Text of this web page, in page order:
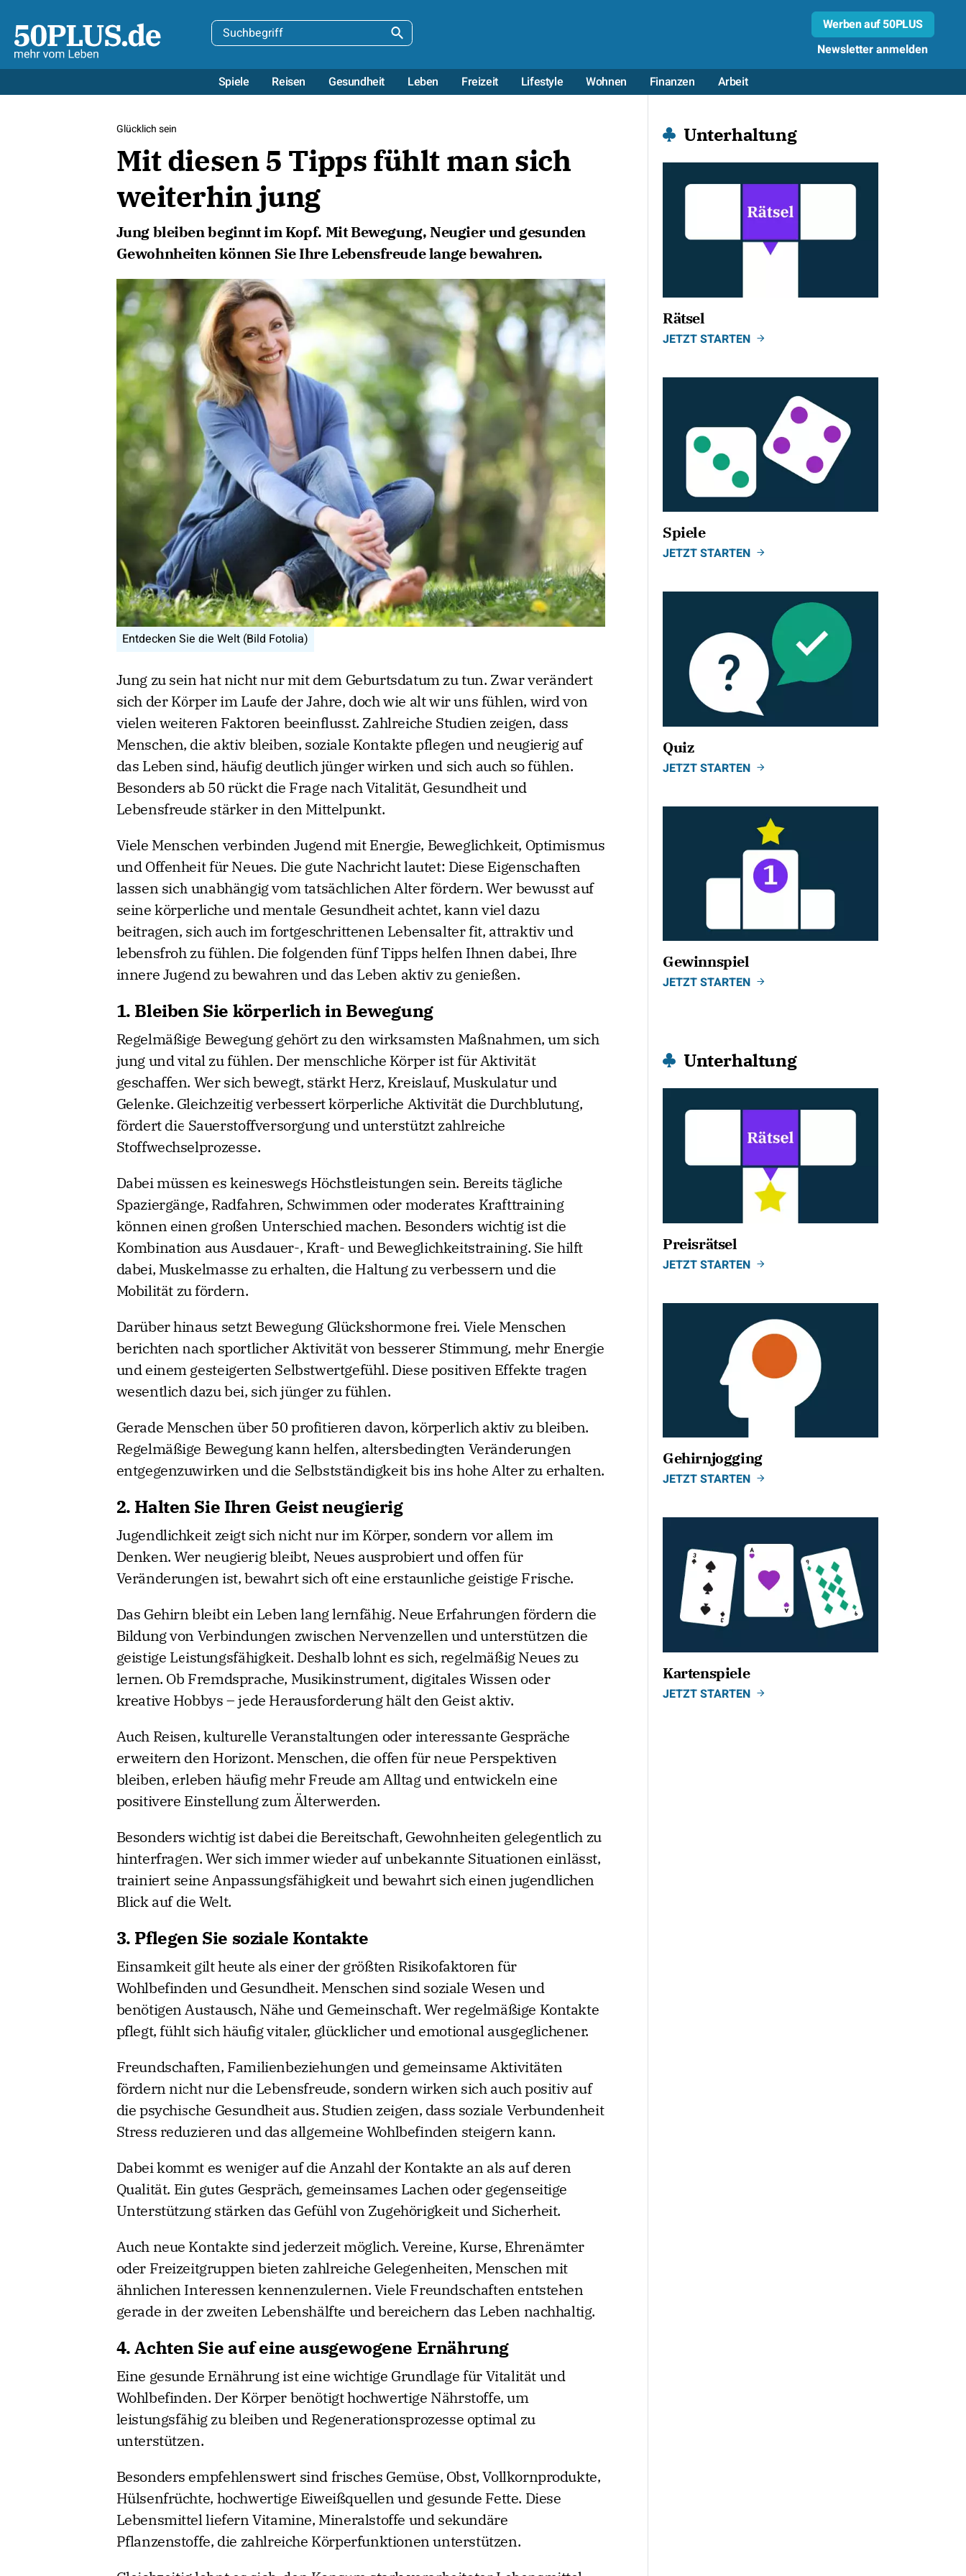
Werben auf 50PLUS
Newsletter anmelden
Spiele
Reisen Gesundheit Leben Freizeit Lifestyle Wohnen Finanzen Arbeit
Glücklich sein
Mit diesen 5 Tipps fühlt man sich
weiterhin jung
Jung bleiben beginnt im Kopf. Mit Bewegung, Neugier und gesunden
Gewohnheiten können Sie Ihre Lebensfreude lange bewahren.
Entdecken Sie die Welt (Bild Fotolia)
Jung zu sein hat nicht nur mit dem Geburtsdatum zu tun. Zwar verändert
sich der Körper im Laufe der Jahre, doch wie alt wir uns fühlen, wird von
vielen weiteren Faktoren beeinflusst. Zahlreiche Studien zeigen, dass
Menschen, die aktiv bleiben, soziale Kontakte pflegen und neugierig auf
das Leben sind, häufig deutlich jünger wirken und sich auch so fühlen.
Besonders ab 50 rückt die Frage nach Vitalität, Gesundheit und
Lebensfreude stärker in den Mittelpunkt.
Viele Menschen verbinden Jugend mit Energie, Beweglichkeit, Optimismus
und Offenheit für Neues. Die gute Nachricht lautet: Diese Eigenschaften
lassen sich unabhängig vom tatsächlichen Alter fördern. Wer bewusst auf
seine körperliche und mentale Gesundheit achtet, kann viel dazu
beitragen, sich auch im fortgeschrittenen Lebensalter fit, attraktiv und
lebensfroh zu fühlen. Die folgenden fünf Tipps helfen Ihnen dabei, Ihre
innere Jugend zu bewahren und das Leben aktiv zu genießen.
1. Bleiben Sie körperlich in Bewegung
Regelmäßige Bewegung gehört zu den wirksamsten Maßnahmen, um sich
jung und vital zu fühlen. Der menschliche Körper ist für Aktivität
geschaffen. Wer sich bewegt, stärkt Herz, Kreislauf, Muskulatur und
Gelenke. Gleichzeitig verbessert körperliche Aktivität die Durchblutung,
fördert die Sauerstoffversorgung und unterstützt zahlreiche
Stoffwechselprozesse.
Dabei müssen es keineswegs Höchstleistungen sein. Bereits tägliche
Spaziergänge, Radfahren, Schwimmen oder moderates Krafttraining
können einen großen Unterschied machen. Besonders wichtig ist die
Kombination aus Ausdauer-, Kraft- und Beweglichkeitstraining. Sie hilft
dabei, Muskelmasse zu erhalten, die Haltung zu verbessern und die
Mobilität zu fördern.
Darüber hinaus setzt Bewegung Glückshormone frei. Viele Menschen
berichten nach sportlicher Aktivität von besserer Stimmung, mehr Energie
und einem gesteigerten Selbstwertgefühl. Diese positiven Effekte tragen
wesentlich dazu bei, sich jünger zu fühlen.
Gerade Menschen über 50 profitieren davon, körperlich aktiv zu bleiben.
Regelmäßige Bewegung kann helfen, altersbedingten Veränderungen
entgegenzuwirken und die Selbstständigkeit bis ins hohe Alter zu erhalten.
2. Halten Sie Ihren Geist neugierig
Jugendlichkeit zeigt sich nicht nur im Körper, sondern vor allem im
Denken. Wer neugierig bleibt, Neues ausprobiert und offen für
Veränderungen ist, bewahrt sich oft eine erstaunliche geistige Frische.
Das Gehirn bleibt ein Leben lang lernfähig. Neue Erfahrungen fördern die
Bildung von Verbindungen zwischen Nervenzellen und unterstützen die
geistige Leistungsfähigkeit. Deshalb lohnt es sich, regelmäßig Neues zu
lernen. Ob Fremdsprache, Musikinstrument, digitales Wissen oder
kreative Hobbys – jede Herausforderung hält den Geist aktiv.
Auch Reisen, kulturelle Veranstaltungen oder interessante Gespräche
erweitern den Horizont. Menschen, die offen für neue Perspektiven
bleiben, erleben häufig mehr Freude am Alltag und entwickeln eine
positivere Einstellung zum Älterwerden.
Besonders wichtig ist dabei die Bereitschaft, Gewohnheiten gelegentlich zu
hinterfragen. Wer sich immer wieder auf unbekannte Situationen einlässt,
trainiert seine Anpassungsfähigkeit und bewahrt sich einen jugendlichen
Blick auf die Welt.
3. Pflegen Sie soziale Kontakte
Einsamkeit gilt heute als einer der größten Risikofaktoren für
Wohlbefinden und Gesundheit. Menschen sind soziale Wesen und
benötigen Austausch, Nähe und Gemeinschaft. Wer regelmäßige Kontakte
pflegt, fühlt sich häufig vitaler, glücklicher und emotional ausgeglichener.
Freundschaften, Familienbeziehungen und gemeinsame Aktivitäten
fördern nicht nur die Lebensfreude, sondern wirken sich auch positiv auf
die psychische Gesundheit aus. Studien zeigen, dass soziale Verbundenheit
Stress reduzieren und das allgemeine Wohlbefinden steigern kann.
Dabei kommt es weniger auf die Anzahl der Kontakte an als auf deren
Qualität. Ein gutes Gespräch, gemeinsames Lachen oder gegenseitige
Unterstützung stärken das Gefühl von Zugehörigkeit und Sicherheit.
Auch neue Kontakte sind jederzeit möglich. Vereine, Kurse, Ehrenämter
oder Freizeitgruppen bieten zahlreiche Gelegenheiten, Menschen mit
ähnlichen Interessen kennenzulernen. Viele Freundschaften entstehen
gerade in der zweiten Lebenshälfte und bereichern das Leben nachhaltig.
4. Achten Sie auf eine ausgewogene Ernährung
Eine gesunde Ernährung ist eine wichtige Grundlage für Vitalität und
Wohlbefinden. Der Körper benötigt hochwertige Nährstoffe, um
leistungsfähig zu bleiben und Regenerationsprozesse optimal zu
unterstützen.
Besonders empfehlenswert sind frisches Gemüse, Obst, Vollkornprodukte,
Hülsenfrüchte, hochwertige Eiweißquellen und gesunde Fette. Diese
Lebensmittel liefern Vitamine, Mineralstoffe und sekundäre
Pflanzenstoffe, die zahlreiche Körperfunktionen unterstützen.
Unterhaltung
Rätsel
JETZT STARTEN
Spiele
JETZT STARTEN
Quiz
JETZT STARTEN
Gewinnspiel
JETZT STARTEN
Unterhaltung
Preisrätsel
JETZT STARTEN
Gehirnjogging
JETZT STARTEN
Kartenspiele
JETZT STARTEN